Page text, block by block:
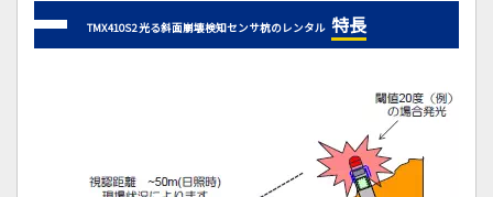
TMX410S2 光る斜面崩壊検知センサ杭のレンタル 特長